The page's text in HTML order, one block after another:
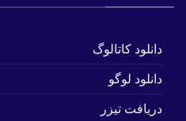
دانلود کاتالوگ
دانلود لوگو
دریافت تیزر